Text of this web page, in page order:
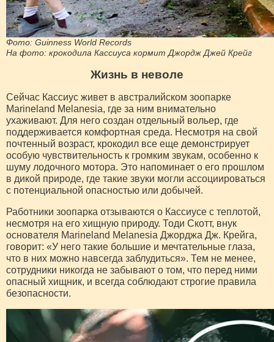
Фото: Guinness World Records
На фото: крокодила Кассиуса кормит Джордж Джей Крейг
Жизнь в неволе
Сейчас Кассиус живет в австралийском зоопарке
Marineland Melanesia, где за ним внимательно
ухаживают. Для него создан отдельный вольер, где
поддерживается комфортная среда. Несмотря на свой
почтенный возраст, крокодил все еще демонстрирует
особую чувствительность к громким звукам, особенно к
шуму лодочного мотора. Это напоминает о его прошлом
в дикой природе, где такие звуки могли ассоциироваться
с потенциальной опасностью или добычей.
Работники зоопарка отзываются о Кассиусе с теплотой,
несмотря на его хищную природу. Тоди Скотт, внук
основателя Marineland Melanesia Джорджа Дж. Крейга,
говорит: «У него такие большие и мечтательные глаза,
что в них можно навсегда заблудиться». Тем не менее,
сотрудники никогда не забывают о том, что перед ними
опасный хищник, и всегда соблюдают строгие правила
безопасности.